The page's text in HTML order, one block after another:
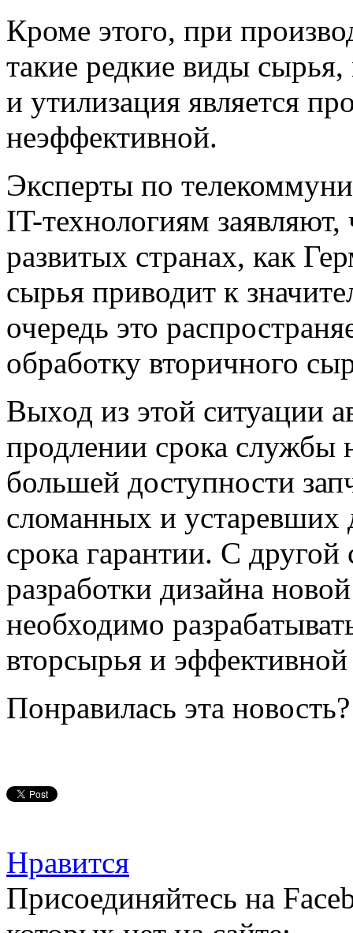
Кроме этого, при
такие редкие виды сырья,
и утилизация является
неэффективной.
Эксперты по
IT-технологиям
развитых странах, как
сырья приводит к
очередь это
обработку вторичного
Выход из этой ситуации
продлении срока службы
большей доступности
сломанных и устаревших
срока гарантии. С
разработки дизайна
необходимо
вторсырья и
Понравилась эта
Нравится
Присоединяйтесь на